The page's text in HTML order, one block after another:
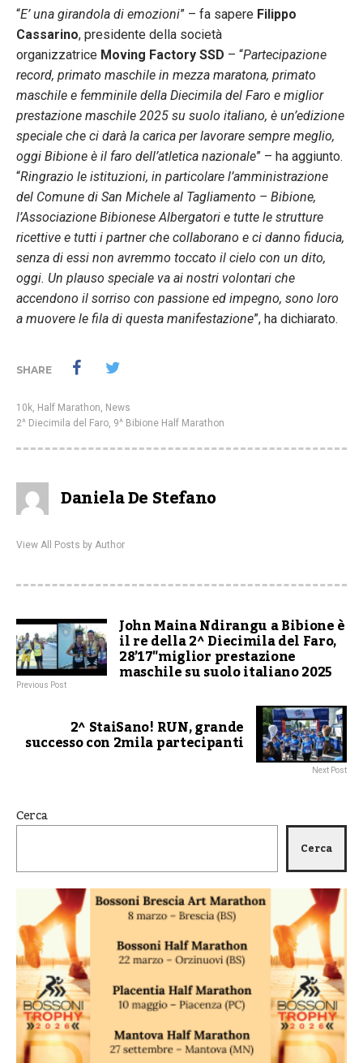
“E’ una girandola di emozioni” – fa sapere Filippo
Cassarino, presidente della società
organizzatrice Moving Factory SSD – “Partecipazione
record, primato maschile in mezza maratona, primato
maschile e femminile della Diecimila del Faro e miglior
prestazione maschile 2025 su suolo italiano, è un’edizione
speciale che ci darà la carica per lavorare sempre meglio,
oggi Bibione è il faro dell’atletica nazionale” – ha aggiunto.
“Ringrazio le istituzioni, in particolare l’amministrazione
del Comune di San Michele al Tagliamento – Bibione,
l’Associazione Bibionese Albergatori e tutte le strutture
ricettive e tutti i partner che collaborano e ci danno fiducia,
senza di essi non avremmo toccato il cielo con un dito,
oggi. Un plauso speciale va ai nostri volontari che
accendono il sorriso con passione ed impegno, sono loro
a muovere le fila di questa manifestazione”, ha dichiarato.
SHARE
10k, Half Marathon, News
2^ Diecimila del Faro, 9^ Bibione Half Marathon
Daniela De Stefano
View All Posts by Author
John Maina Ndirangu a Bibione è
il re della 2^ Diecimila del Faro,
28’17″miglior prestazione
maschile su suolo italiano 2025
Previous Post
2^ StaiSano! RUN, grande
successo con 2mila partecipanti
Next Post
Cerca
Cerca